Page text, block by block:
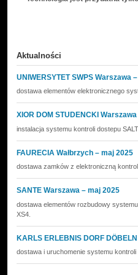
Aktualności
UNIWERSYTET SWPS Warszawa
dostawa elementów elektronicznego
XIOR DOM STUDENCKI
instalacja systemu kontroli dostepu
FAURECIA Wałbrzych – maj 2025
dostawa zamków z elektroniczną
SANTE Warszawa – maj 2025
dostawa elementów rozbudowy
XS4.
KARLS ERLEBNIS DORF
dostawa i uruchomenie systemu kontroli